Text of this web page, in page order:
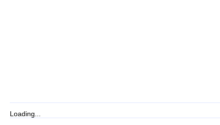
Loading...